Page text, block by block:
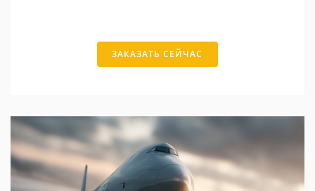
ЗАКАЗАТЬ СЕЙЧАС